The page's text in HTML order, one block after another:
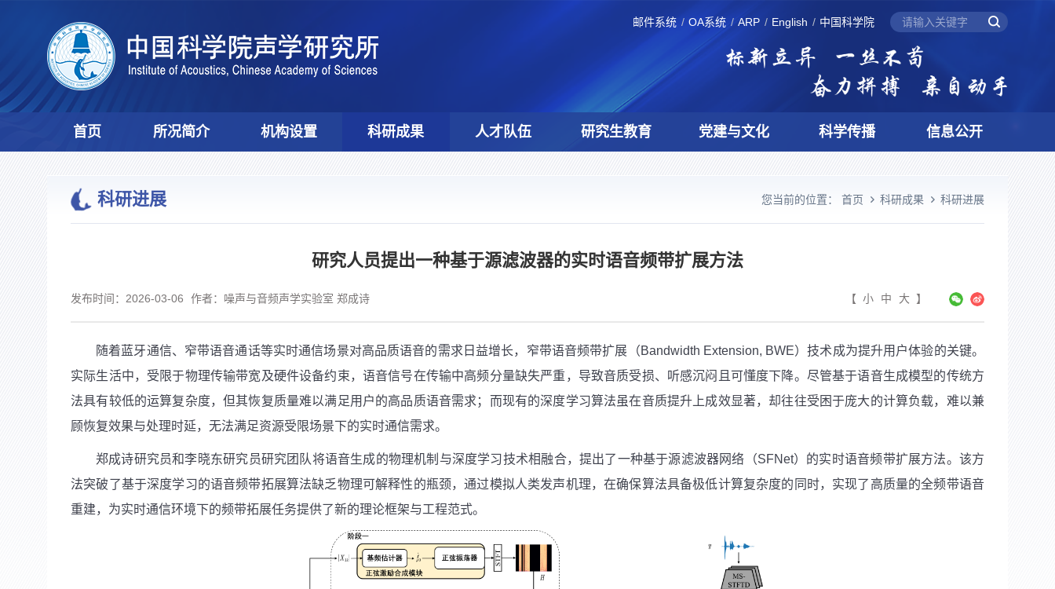
邮件系统 OA系统 ARP English 中国科学院
首页 所况简介 机构设置 科研成果 人才队伍 研究生教育 党建与文化 科学传播 信息公开
科研进展 您当前的位置： 首页 科研成果 科研进展
研究人员提出一种基于源滤波器的实时语音频带扩展方法
发布时间：2026-03-06 作者：噪声与音频声学实验室 郑成诗 【 小 中 大 】
随着蓝牙通信、窄带语音通话等实时通信场景对高品质语音的需求日益增长，窄带语音频带扩展（Bandwidth Extension, BWE）技术成为提升用户体验的关键。
实际生活中，受限于物理传输带宽及硬件设备约束，语音信号在传输中高频分量缺失严重，导致音质受损、听感沉闷且可懂度下降。尽管基于语音生成模型的传统方
法具有较低的运算复杂度，但其恢复质量难以满足用户的高品质语音需求；而现有的深度学习算法虽在音质提升上成效显著，却往往受困于庞大的计算负载，难以兼
顾恢复效果与处理时延，无法满足资源受限场景下的实时通信需求。
郑成诗研究员和李晓东研究员研究团队将语音生成的物理机制与深度学习技术相融合，提出了一种基于源滤波器网络（SFNet）的实时语音频带扩展方法。该方
法突破了基于深度学习的语音频带拓展算法缺乏物理可解释性的瓶颈，通过模拟人类发声机理，在确保算法具备极低计算复杂度的同时，实现了高质量的全频带语音
重建，为实时通信环境下的频带拓展任务提供了新的理论框架与工程范式。